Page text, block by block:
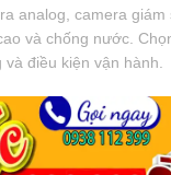
analog, camera
và chống nước.
điều kiện vận hành.